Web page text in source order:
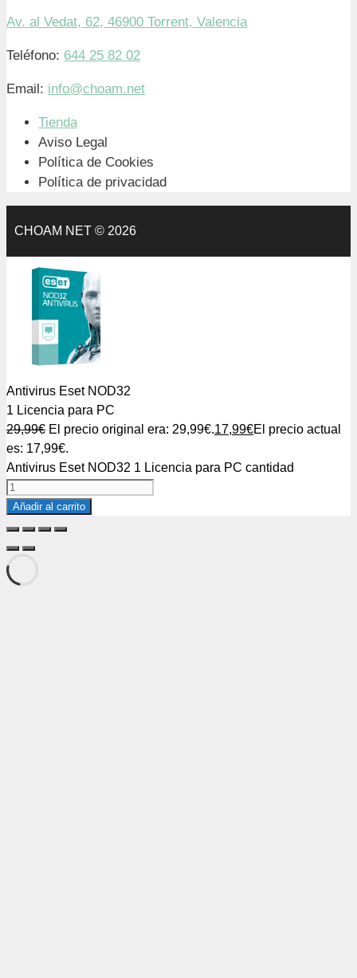
Av. al Vedat, 62, 46900 Torrent, Valencia
Teléfono: 644 25 82 02
Email: info@choam.net
Tienda
Aviso Legal
Política de Cookies
Política de privacidad
CHOAM NET © 2026
Antivirus Eset NOD32
1 Licencia para PC
29,99€ El precio original era: 29,99€.17,99€El precio actual
es: 17,99€.
Antivirus Eset NOD32 1 Licencia para PC cantidad
Añadir al carrito